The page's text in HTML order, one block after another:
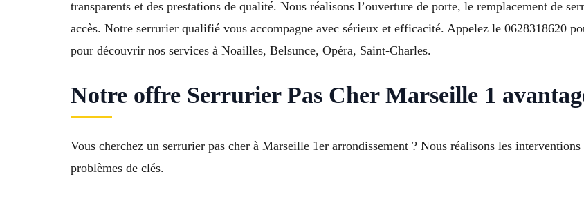
transparents et des prestations de qualité. Nous réalisons l’ouverture de porte, le remplacement de
accès. Notre serrurier qualifié vous accompagne avec sérieux et efficacité. Appelez le 0628318620
pour découvrir nos services à Noailles, Belsunce, Opéra, Saint-Charles.
Notre offre Serrurier Pas Cher Marseille 1
Vous cherchez un serrurier pas cher à Marseille 1er arrondissement ? Nous réalisons les
problèmes de clés.